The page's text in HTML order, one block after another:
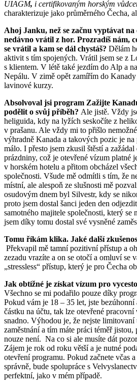
UIAGM, i certifikovaným horským
charakterizuje jako průměrného Čecha,
Ahoj Janku, než se začnu vyptávat na
nedávno vrátil z hor. Prozradíš nám,
se vrátil a kam se dál chystáš? Dělám
aktivit s tím spojených. Vrátil jsem se z
s klientem. V létě také jezdím do Alp a
Nepálu. V zimě opět zamířím do
lavinové kurzy.
Absolvoval jsi program Zažijte
podělit o svůj příběh? Ale jistě. Vždy
heliguida, kdy na lyžích seskočíte z
v prašanu. Ale vždy mi to přišlo
výhradně Kanada a takových pozic je
málo. I přesto jsem zkusil štěstí a
prázdniny, což je otevřené vízum platné
v horském hotelu a přitom obcházel
společnosti. Všude mě odmítli s tím, že
místní, ale alespoň ze slušnosti mě
osudovým dnem byl Silvestr, kdy se
proto jsem dostal šanci jeden den
samotného majitele společnosti, který se
jsem díky tomu dostal své vysněné
Tomu říkám klika. Jaké další
Překvapil mě tamní pozitivní přístup a
zezadu vrazíte a on se otočí a omluví se
„stressless“ přístup, který je pro Čecha
Jak obtížné je získat vízum pro
Všechno se mi podařilo pouze díky
Pokud vám je 18 – 35 let, jste
částku na účtu, tak lze otevřené
snadno. Výhodou je, že nejste
zaměstnání a tím máte práci téměř
nouze není. Na co si ale musíte dát
Zájem je rok od roku větší a je nutné
otevření programu. Pokud začnete včas
správně, bude spolupráce s
perfektní, jako v mém případě.